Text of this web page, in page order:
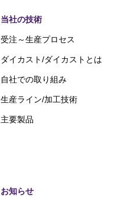
当社の技術
受注～生産プロセス
ダイカスト/ダイカストとは
自社での取り組み
生産ライン/加工技術
主要製品
お知らせ